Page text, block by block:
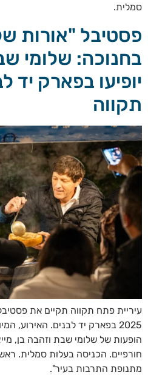
סמלית.
פסטיבל "אורות
בחנוכה: שלומי
יופיעו בפארק יד
תקווה
עיריית פתח תקווה תקיים את
הופעות של שלומי שבת וזהבה בן,
חורפיים. הכניסה בעלות סמלית.
מתנופת התרבות בעיר".